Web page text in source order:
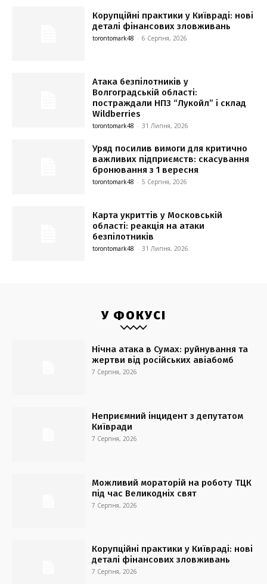
Корупційні практики у Київраді: нові
деталі фінансових зловживань
torontomark48 - 6 Серпня, 2026
Атака безпілотників у
Волгоградській області:
постраждали НПЗ “Лукойл” і склад
Wildberries
torontomark48 - 31 Липня, 2026
Уряд посилив вимоги для критично
важливих підприємств: скасування
бронювання з 1 вересня
torontomark48 - 5 Серпня, 2026
Карта укриттів у Московській
області: реакція на атаки
безпілотників
torontomark48 - 31 Липня, 2026
У ФОКУСІ
Нічна атака в Сумах: руйнування та
жертви від російських авіабомб
7 Серпня, 2026
Неприємний інцидент з депутатом
Київради
7 Серпня, 2026
Можливий мораторій на роботу ТЦК
під час Великодніх свят
7 Серпня, 2026
Корупційні практики у Київраді: нові
деталі фінансових зловживань
7 Серпня, 2026